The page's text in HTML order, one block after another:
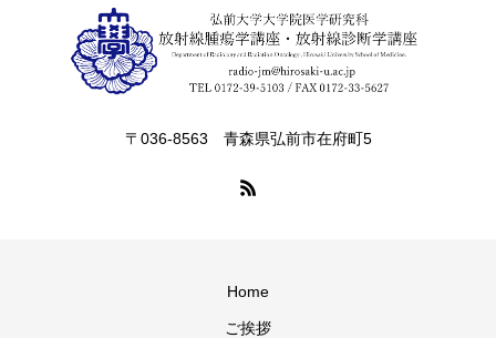
〒036-8563 青森県弘前市在府町5
Home
ご挨拶